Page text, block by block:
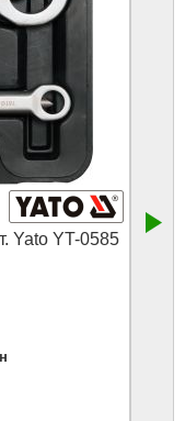
Yato YT-0585